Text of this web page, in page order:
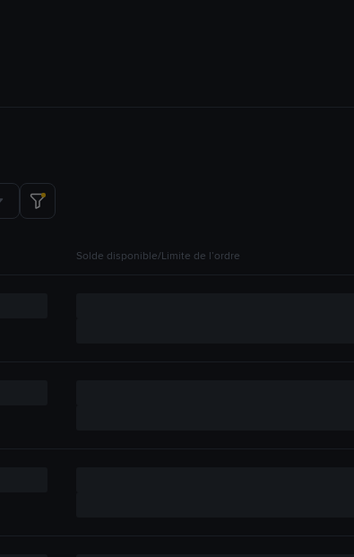
Solde disponible/Limite de l’ordre